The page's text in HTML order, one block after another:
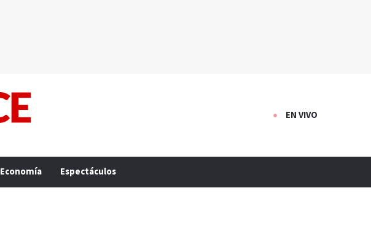
EN VIVO
Economía Espectáculos